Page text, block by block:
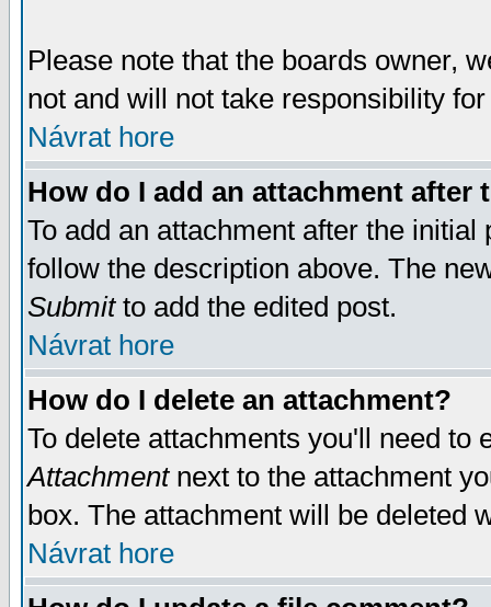
Please note that the boards owner,
not and will not take responsibility
Návrat hore
How do I add an attachment after
To add an attachment after the
follow the description above. The
Submitto add the edited post.
Návrat hore
How do I delete an attachment?
To delete attachments you'll need
Attachmentnext to the attachment
box. The attachment will be deleted
Návrat hore